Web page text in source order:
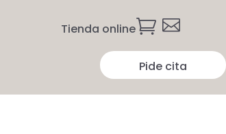
Tienda online 
Pide cita